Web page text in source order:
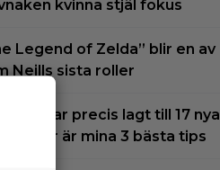
kvinna stjäl fokus
Legend of Zelda” blir en av
Neills sista roller
Play har precis lagt till 17 nya
– här är mina 3 bästa tips